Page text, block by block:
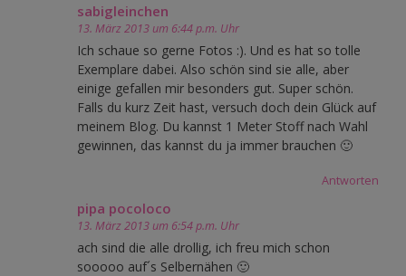
sabigleinchen
13. März 2013 um 6:44 p.m. Uhr
Ich schaue so gerne Fotos :). Und es hat so tolle
Exemplare dabei. Also schön sind sie alle, aber
einige gefallen mir besonders gut. Super schön.
Falls du kurz Zeit hast, versuch doch dein Glück auf
meinem Blog. Du kannst 1 Meter Stoff nach Wahl
gewinnen, das kannst du ja immer brauchen 🙂
Antworten
pipa pocoloco
13. März 2013 um 6:54 p.m. Uhr
ach sind die alle drollig, ich freu mich schon
sooooo auf´s Selbernähen 🙂